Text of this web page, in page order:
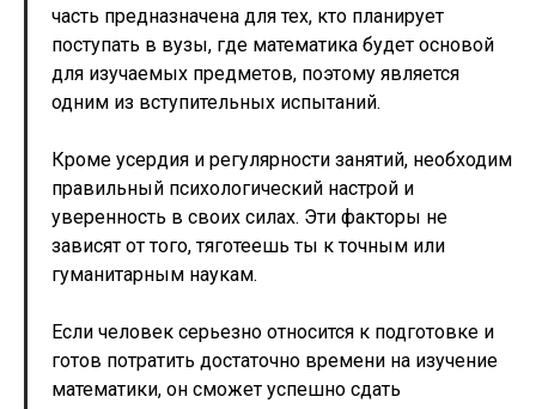
часть предназначена для тех, кто планирует
поступать в вузы, где математика будет основой
для изучаемых предметов, поэтому является
одним из вступительных испытаний.
Кроме усердия и регулярности занятий, необходим
правильный психологический настрой и
уверенность в своих силах. Эти факторы не
зависят от того, тяготеешь ты к точным или
гуманитарным наукам.
Если человек серьезно относится к подготовке и
готов потратить достаточно времени на изучение
математики, он сможет успешно сдать